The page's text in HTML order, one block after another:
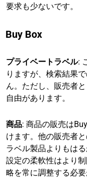
要求も少ないです。
Buy Box
プライベートラベル:
りますが、検索結果
ん。ただし、販売者
自由があります。
商品: 商品の販売は
けます。他の販売者
ラベル製品よりもは
設定の柔軟性はより
略を常に調整する必要